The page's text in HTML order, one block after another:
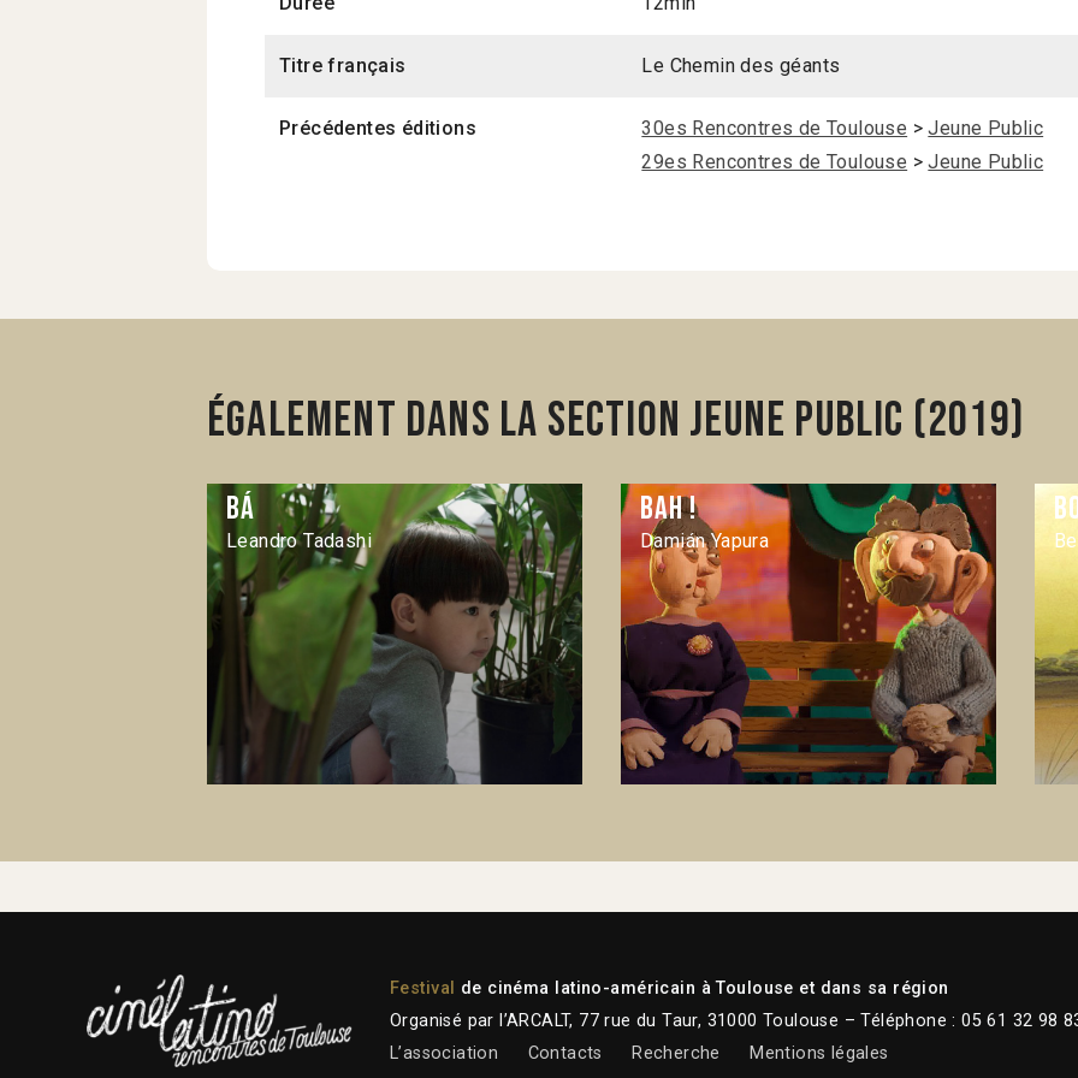
Titre français Le Chemin des géants
Précédentes éditions 30es Rencontres de Toulouse >Jeune Public
29es Rencontres de Toulouse >Jeune Public
Également dans la section Jeune Public (2019)
Bá
Leandro Tadashi
Bah !
Damián Yapura
Festival
de cinéma latino-américain à Toulouse et dans sa région
Organisé par l’ARCALT, 77 rue du Taur, 31000 Toulouse – Téléphone : 05 61 32 98
L’association
Contacts Recherche Mentions légales